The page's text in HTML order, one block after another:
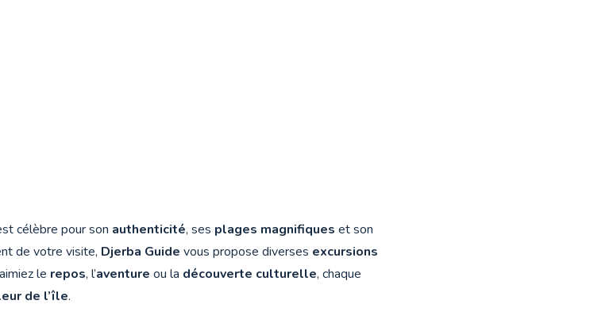
célèbre pour son authenticité, ses plages magnifiques et son
de votre visite, Djerba Guide vous propose diverses excursions
le repos, l’aventure ou la découverte culturelle, chaque
de l’île.